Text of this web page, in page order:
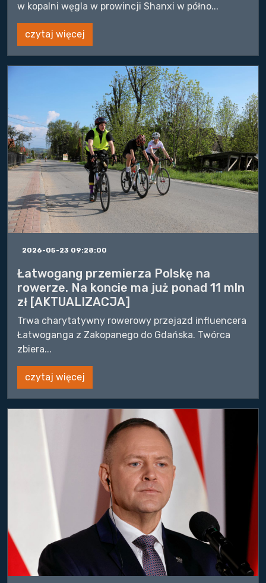
w kopalni węgla w prowincji Shanxi w półno...
czytaj więcej
2026-05-23 09:28:00
Łatwogang przemierza Polskę na
rowerze. Na koncie ma już ponad 11 mln
zł [AKTUALIZACJA]
Trwa charytatywny rowerowy przejazd influencera
Łatwoganga z Zakopanego do Gdańska. Twórca
zbiera...
czytaj więcej